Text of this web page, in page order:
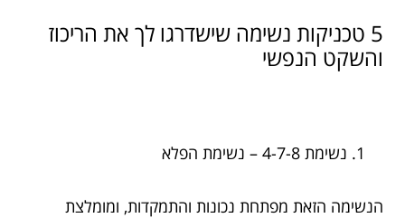
5 טכניקות נשימה שישדרגו לך את הריכוז
והשקט הנפשי
נשימת 4-7-8 – נשימת הפלא
הנשימה הזאת מפתחת נכונות והתמקדות, ומומלצת